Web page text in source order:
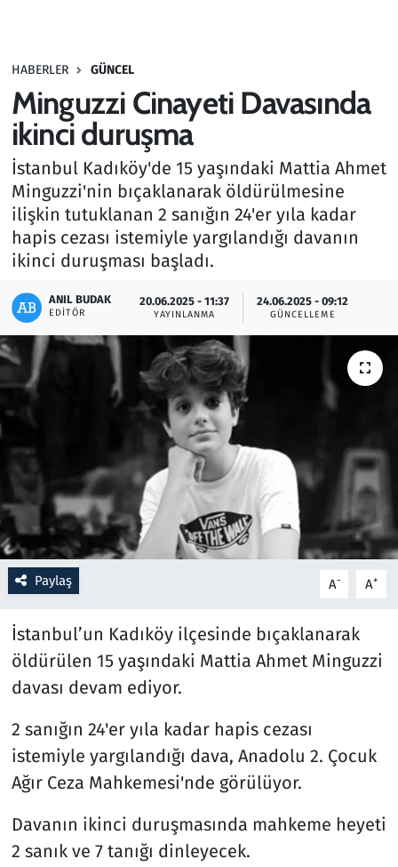
HABERLER GÜNCEL
Minguzzi Cinayeti Davasında
ikinci duruşma
İstanbul Kadıköy'de 15 yaşındaki Mattia Ahmet
Minguzzi'nin bıçaklanarak öldürülmesine
ilişkin tutuklanan 2 sanığın 24'er yıla kadar
hapis cezası istemiyle yargılandığı davanın
ikinci duruşması başladı.
ANIL BUDAK
EDITÖR
20.06.2025 - 11:37
YAYINLANMA
24.06.2025 - 09:12
GÜNCELLEME
Paylaş A- A+
İstanbul’un Kadıköy ilçesinde bıçaklanarak
öldürülen 15 yaşındaki Mattia Ahmet Minguzzi
davası devam ediyor.
2 sanığın 24'er yıla kadar hapis cezası
istemiyle yargılandığı dava, Anadolu 2. Çocuk
Ağır Ceza Mahkemesi'nde görülüyor.
Davanın ikinci duruşmasında mahkeme heyeti
2 sanık ve 7 tanığı dinleyecek.
Haber
Kültür Sanat
Kurumsal Haberler
Lezzet Durağı
Memur ve Kamu
Otomobil
Oyun
Ramazan
Rüya Tabirleri
Sağlık
Savunma Sanayi
Spor
Televizyon